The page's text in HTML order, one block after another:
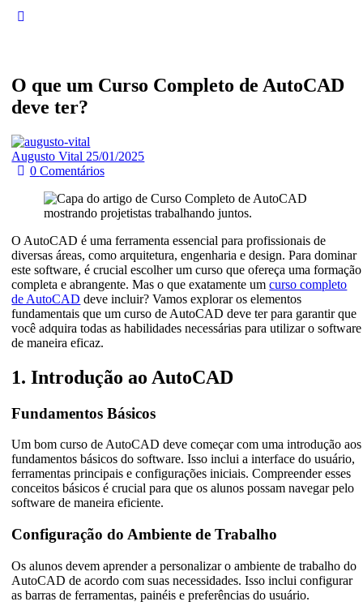
O que um Curso Completo de AutoCAD
deve ter?
Augusto Vital 25/01/2025
0 Comentários
O AutoCAD é uma ferramenta essencial para profissionais de
diversas áreas, como arquitetura, engenharia e design. Para dominar
este software, é crucial escolher um curso que ofereça uma formação
completa e abrangente. Mas o que exatamente umcurso completo
de AutoCAD deve incluir? Vamos explorar os elementos
fundamentais que um curso de AutoCAD deve ter para garantir que
você adquira todas as habilidades necessárias para utilizar o software
de maneira eficaz.
1. Introdução ao AutoCAD
Fundamentos Básicos
Um bom curso de AutoCAD deve começar com uma introdução aos
fundamentos básicos do software. Isso inclui a interface do usuário,
ferramentas principais e configurações iniciais. Compreender esses
conceitos básicos é crucial para que os alunos possam navegar pelo
software de maneira eficiente.
Configuração do Ambiente de Trabalho
Os alunos devem aprender a personalizar o ambiente de trabalho do
AutoCAD de acordo com suas necessidades. Isso inclui configurar
as barras de ferramentas, painéis e preferências do usuário.